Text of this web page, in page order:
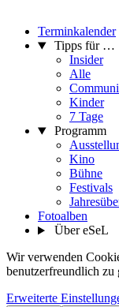
Terminkalender
Tipps für …
Insider
Alle
Kinder
7 Tage
Programm
Kino
Bühne
Festivals
Fotoalben
Über eSeL
Wir verwenden
benutzerfreundlich zu
Erweiterte